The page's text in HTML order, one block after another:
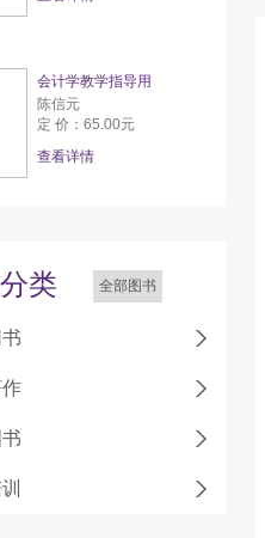
会计学教学指导用
陈信元
定 价：65.00元
查看详情
类 全部图书